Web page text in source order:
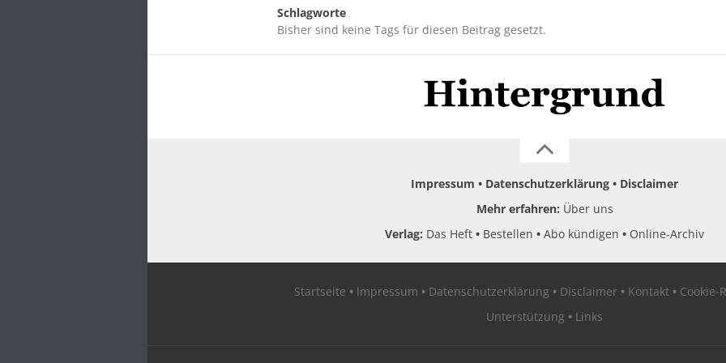
Schlagworte
Bisher sind keine Tags für diesen Beitrag gesetzt.
Impressum Datenschutzerklärung
Disclaimer
Mehr erfahren: Über uns
Verlag: Das Heft Bestellen Abo kündigen Online-Archiv
Startseite Impressum Datenschutzerklärung Disclaimer Kontakt
Cookie-
Unterstützung
Links